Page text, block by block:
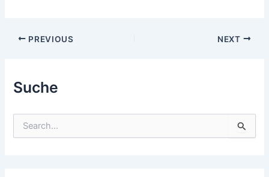
Suche
Post
PREVIOUS NEXT